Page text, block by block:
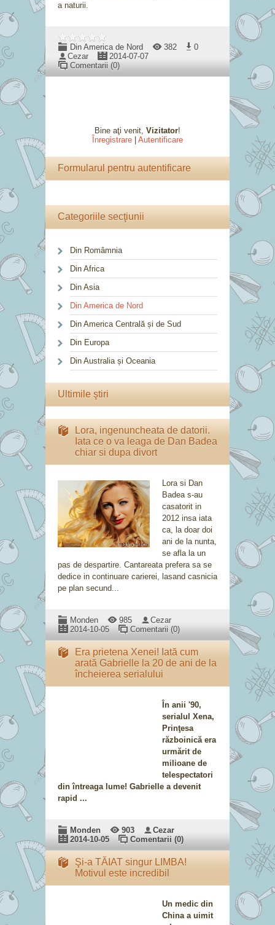
a naturii.
Din America de Nord 382
0
Cezar
2014-07-07
Comentarii (0)
Bine aţi venit, Vizitator!
Înregistrare
Autentificare
Formularul pentru autentificare
Categoriile secţiunii
Din Româmnia
Din Africa
Din Asia
Din America de Nord
Din America Centrală și de Sud
Din Europa
Din Australia și Oceania
Ultimile ştiri
Lora, ingenuncheata de datorii.
Iata ce o va leaga de Dan Badea
chiar si dupa divort
Lora si Dan
Badea s-au
casatorit in
2012 insa iata
ca, la doar doi
ani de la nunta,
se afla la un
pas de despartire. Cantareata prefera sa se
dedice in continuare carierei, lasand casnicia
pe plan secund...
Monden 985
Cezar
2014-10-05
Comentarii (0)
Era prietena Xenei! Iată cum
arată Gabrielle la 20 de ani de la
încheierea serialului
În anii '90,
serialul Xena,
Prinţesa
războinică era
urmărit de
milioane de
telespectatori
din întreaga lume! Gabrielle a devenit
rapid ...
Monden 903
Cezar
2014-10-05
Comentarii (0)
Şi-a TĂIAT singur LIMBA!
Motivul este incredibil
Un medic din
China a uimit